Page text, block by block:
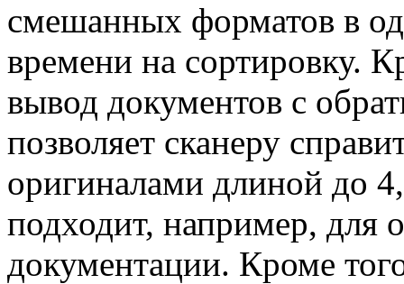
смешанных форматов в
времени на сортировку.
вывод документов с
позволяет сканеру
оригиналами длиной до
подходит, например, для
документации. Кроме